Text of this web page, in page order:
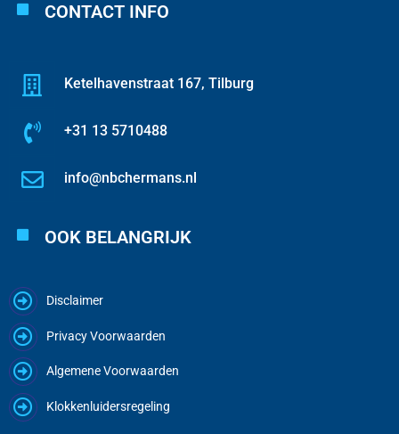
CONTACT INFO
Ketelhavenstraat 167, Tilburg
+31 13 5710488
info@nbchermans.nl
OOK BELANGRIJK
Disclaimer
Privacy Voorwaarden
Algemene Voorwaarden
Klokkenluidersregeling